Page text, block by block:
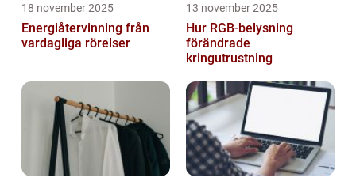
18 november 2025
Energiåtervinning från
vardagliga rörelser
13 november 2025
Hur RGB-belysning
förändrade
kringutrustning